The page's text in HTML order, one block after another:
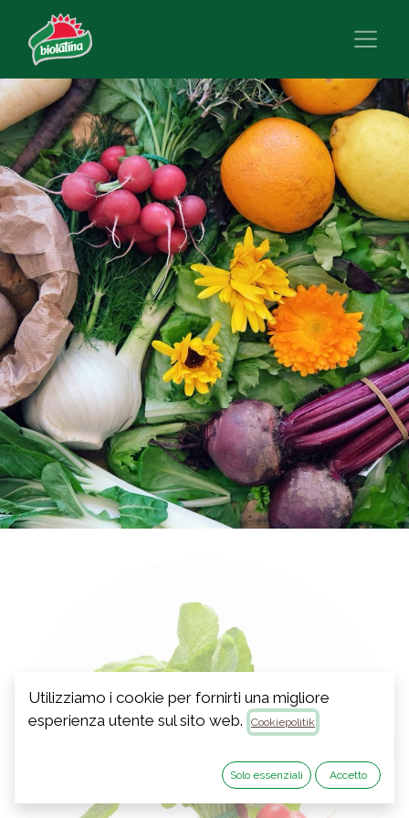
Utilizziamo i cookie per fornirti una migliore
esperienza utente sul sito web.
Cookiepolitik
Solo essenziali Accetto